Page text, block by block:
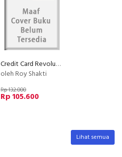
Credit Card Revolution - Raja Bisnis Modal Kartu Kredit
oleh Roy Shakti
Rp 132.000
Rp 105.600
Lihat semua